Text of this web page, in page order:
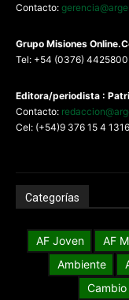
Contacto:
Grupo Misiones
Tel: +54 (0376) 4425800
Editora/periodista :
Contacto:
Cel: (+54)9 376 15 4
Categorías
AF Joven AF
Ambiente